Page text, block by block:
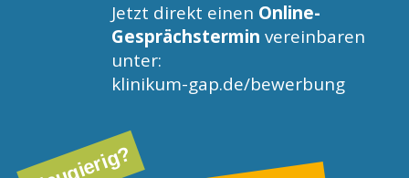
Jetzt direkt einen Online-
Gesprächstermin vereinbaren
unter:
klinikum-gap.de/bewerbung